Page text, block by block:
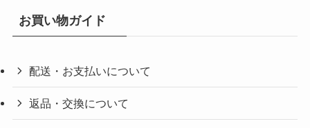
お買い物ガイド
配送・お支払いについて
返品・交換について